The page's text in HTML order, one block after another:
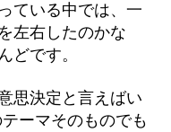
ている中では、一
左右したのかな
どです。
思決定と言えばい
ーマそのものでも